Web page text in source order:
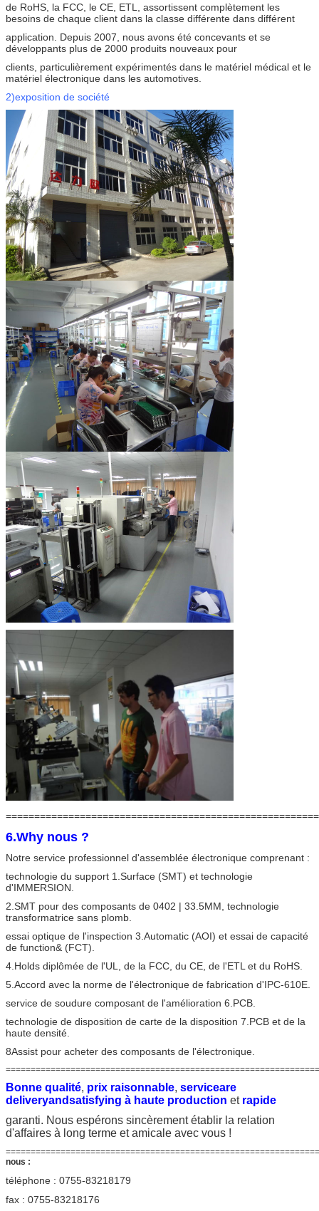
de RoHS, la FCC, le CE, ETL, assortissent complètement les
besoins de chaque client dans la classe différente dans différent
application. Depuis 2007, nous avons été concevants et se
développants plus de 2000 produits nouveaux pour
clients, particulièrement expérimentés dans le matériel médical et le
matériel électronique dans les automotives.
2)exposition de société
6.Why nous ?
Notre service professionnel d'assemblée électronique comprenant :
technologie du support 1.Surface (SMT) et technologie
d'IMMERSION.
2.SMT pour des composants de 0402 | 33.5MM, technologie
transformatrice sans plomb.
essai optique de l'inspection 3.Automatic (AOI) et essai de capacité
de function& (FCT).
4.Holds diplômée de l'UL, de la FCC, du CE, de l'ETL et du RoHS.
5.Accord avec la norme de l'électronique de fabrication d'IPC-610E.
service de soudure composant de l'amélioration 6.PCB.
technologie de disposition de carte de la disposition 7.PCB et de la
haute densité.
8Assist pour acheter des composants de l'électronique.
Bonne qualité, prix raisonnable, serviceare
deliveryandsatisfying à haute production et rapide
garanti. Nous espérons sincèrement établir la relation
d'affaires à long terme et amicale avec vous !
nous :
téléphone : 0755-83218179
fax : 0755-83218176